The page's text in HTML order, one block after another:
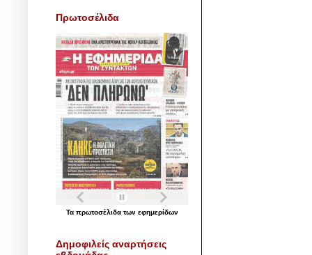
Πρωτοσέλιδα
Τα πρωτοσέλιδα των εφημερίδων
Δημοφιλείς αναρτήσεις